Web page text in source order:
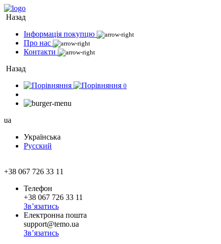
Назад
Інформація покупцю
Про нас
Контакти
Назад
0
ua
Українська
Русский
+38 067 726 33 11
Телефон
+38 067 726 33 11
Зв’язатись
Електронна пошта
support@temo.ua
Зв’язатись